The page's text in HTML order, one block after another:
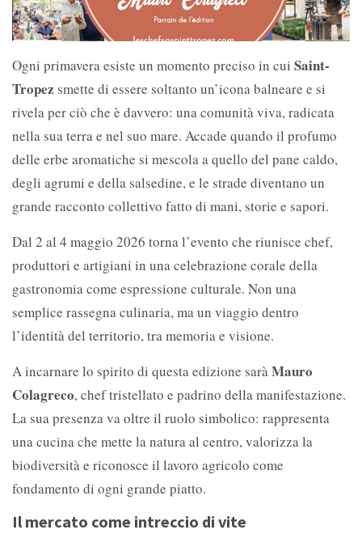
Ogni primavera esiste un momento preciso in cui Saint-
Tropez smette di essere soltanto un’icona balneare e si
rivela per ciò che è davvero: una comunità viva, radicata
nella sua terra e nel suo mare. Accade quando il profumo
delle erbe aromatiche si mescola a quello del pane caldo,
degli agrumi e della salsedine, e le strade diventano un
grande racconto collettivo fatto di mani, storie e sapori.
Dal 2 al 4 maggio 2026 torna l’evento che riunisce chef,
produttori e artigiani in una celebrazione corale della
gastronomia come espressione culturale. Non una
semplice rassegna culinaria, ma un viaggio dentro
l’identità del territorio, tra memoria e visione.
A incarnare lo spirito di questa edizione sarà Mauro
Colagreco, chef tristellato e padrino della manifestazione.
La sua presenza va oltre il ruolo simbolico: rappresenta
una cucina che mette la natura al centro, valorizza la
biodiversità e riconosce il lavoro agricolo come
fondamento di ogni grande piatto.
Il mercato come intreccio di vite